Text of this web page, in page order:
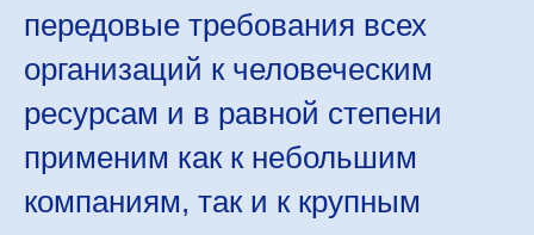
передовые требования всех
организаций к человеческим
ресурсам и в равной степени
применим как к небольшим
компаниям, так и к крупным